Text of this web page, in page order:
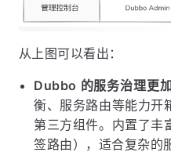
从上图可以看出：
Dubbo 的服务治理更
衡、服务路由等能力开
第三方组件。内置了丰
签路由），适合复杂的